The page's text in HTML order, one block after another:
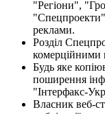
"Регіони",
реклами.
Розділ
комерційними
Будь яке
поширення
"Інтерфакс-
Власник веб-